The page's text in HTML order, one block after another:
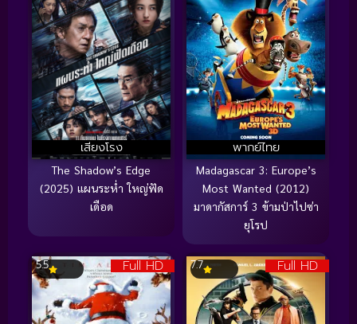
เสียงโรง
The Shadow’s Edge
(2025) แผนระห่ำ ใหญ่ฟัด
เดือด
พากย์ไทย
Madagascar 3: Europe’s
Most Wanted (2012)
มาดากัสการ์ 3 ข้ามป่าไปซ่า
ยุโรป
Full HD
5.5 Full HD
7.7